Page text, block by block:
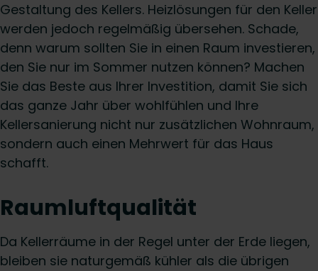
Gestaltung des Kellers. Heizlösungen für den Keller
werden jedoch regelmäßig übersehen. Schade,
denn warum sollten Sie in einen Raum investieren,
den Sie nur im Sommer nutzen können? Machen
Sie das Beste aus Ihrer Investition, damit Sie sich
das ganze Jahr über wohlfühlen und Ihre
Kellersanierung nicht nur zusätzlichen Wohnraum,
sondern auch einen Mehrwert für das Haus
schafft.
Raumluftqualität
Da Kellerräume in der Regel unter der Erde liegen,
bleiben sie naturgemäß kühler als die übrigen